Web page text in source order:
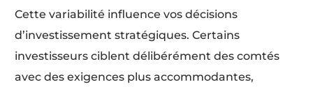
Cette variabilité influence vos décisions
d’investissement stratégiques. Certains
investisseurs ciblent délibérément des comtés
avec des exigences plus accommodantes,